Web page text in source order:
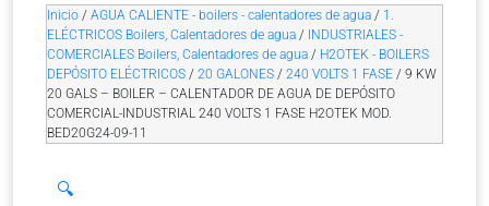
Inicio / AGUA CALIENTE - boilers - calentadores de agua / 1.
ELÉCTRICOS Boilers, Calentadores de agua / INDUSTRIALES -
COMERCIALES Boilers, Calentadores de agua / H2OTEK - BOILERS
DEPÓSITO ELÉCTRICOS / 20 GALONES / 240 VOLTS 1 FASE / 9 KW
20 GALS – BOILER – CALENTADOR DE AGUA DE DEPÓSITO
COMERCIAL-INDUSTRIAL 240 VOLTS 1 FASE H2OTEK MOD.
BED20G24-09-11
🔍